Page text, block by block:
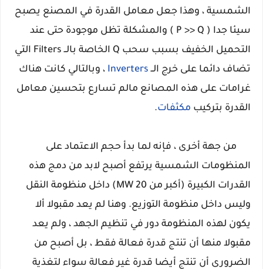
الشمسية ، وهذا جعل معامل القدرة في المصنع يصبح
سيئا جدا ( P >> Q ) والمشكلة تظل موجودة حتى عند
التحميل الخفيف بسبب سحب Q الخاصة بالــ Filters التي
تضاف دائما على خرج الــ Inverters ، وبالتالي كانت هناك
غرامات على هذه المصانع مالم تسارع بتحسين معامل
القدرة بتركيب مكثفات.
من جهة أخرى ، فإنه لما بدأ حجم الاعتماد على
المنظومات الشمسية يرتفع أصبح لابد من دمج هذه
القدرات الكبيرة (أكبر من MW 20) داخل منظومة النقل
وليس داخل منظومة التوزيع. وهنا لم يعد مقبولا ألا
يكون لهذه المنظومة دور في تنظيم الجهد ، ولم يعد
مقبولا منها أن تنتج قدرة فعالة فقط ، بل أصبح من
الضرورى أن تنتج أيضا قدرة غير فعالة سواء لتغذية